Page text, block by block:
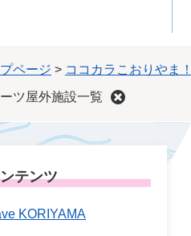
プページ > ココカラこおりやま！
ツ屋外施設一覧
テンツ
KORIYAMA